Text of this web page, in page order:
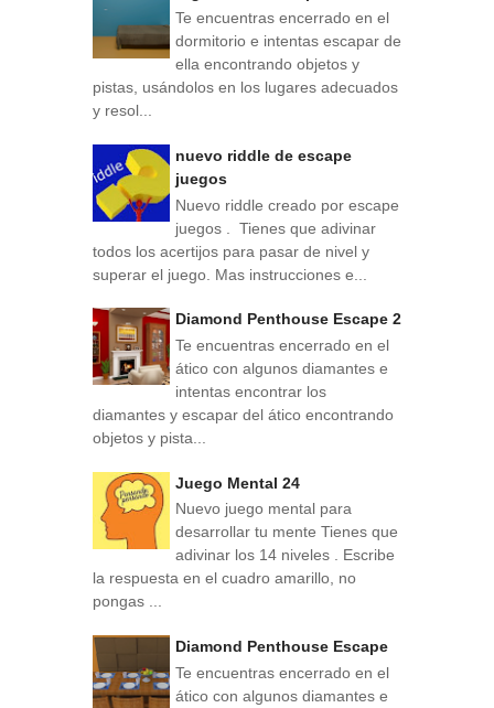
Te encuentras encerrado en el
dormitorio e intentas escapar de
ella encontrando objetos y
pistas, usándolos en los lugares adecuados
y resol...
nuevo riddle de escape
juegos
Nuevo riddle creado por escape
juegos . Tienes que adivinar
todos los acertijos para pasar de nivel y
superar el juego. Mas instrucciones e...
Diamond Penthouse Escape 2
Te encuentras encerrado en el
ático con algunos diamantes e
intentas encontrar los
diamantes y escapar del ático encontrando
objetos y pista...
Juego Mental 24
Nuevo juego mental para
desarrollar tu mente Tienes que
adivinar los 14 niveles . Escribe
la respuesta en el cuadro amarillo, no
pongas ...
Diamond Penthouse Escape
Te encuentras encerrado en el
ático con algunos diamantes e